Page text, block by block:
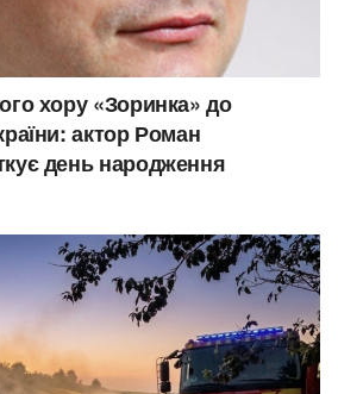
хору «Зоринка» до
актор Роман
день народження